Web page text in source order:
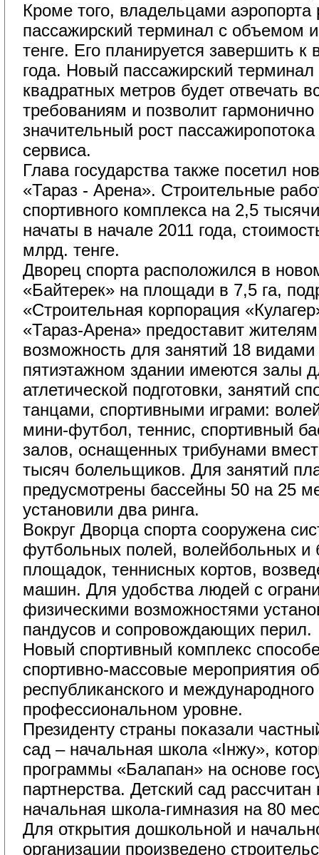
Кроме того, владельцами аэропорта
пассажирский терминал с объемом
тенге. Его планируется завершить
года. Новый пассажирский
квадратных метров будет отвечать
требованиям и позволит гармонично
значительный рост
сервиса.
Глава государства также посетил
«Тараз - Арена». Строительные
спортивного комплекса на 2,5
начаты в начале 2011 года,
млрд. тенге.
Дворец спорта расположился в
«Байтерек» на площади в 7,5 га,
«Строительная корпорация
«Тараз-Арена» предоставит
возможность для занятий 18
пятиэтажном здании имеются залы
атлетической подготовки, занятий
танцами, спортивными играми:
мини-футбол, теннис, спортивный
залов, оснащенных трибунами
тысяч болельщиков. Для занятий
предусмотрены бассейны 50 на 25
установили два ринга.
Вокруг Дворца спорта сооружена
футбольных полей, волейбольных и
площадок, теннисных кортов,
машин. Для удобства людей с
физическими возможностями
пандусов и сопровождающих перил.
Новый спортивный комплекс
спортивно-массовые мероприятия
республиканского и
профессиональном уровне.
Президенту страны показали
сад – начальная школа «Інжу»,
программы «Балапан» на основе
партнерства. Детский сад рассчитан
начальная школа-гимназия на 80
Для открытия дошкольной и
организации произведено